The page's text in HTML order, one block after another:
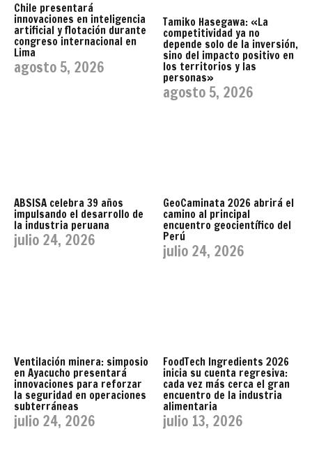
Chile presentará
innovaciones en inteligencia
artificial y flotación durante
congreso internacional en
Lima
agosto 5, 2026
Tamiko Hasegawa: «La
competitividad ya no
depende solo de la inversión,
sino del impacto positivo en
los territorios y las
personas»
agosto 5, 2026
ABSISA celebra 39 años
impulsando el desarrollo de
la industria peruana
julio 24, 2026
GeoCaminata 2026 abrirá el
camino al principal
encuentro geocientífico del
Perú
julio 24, 2026
Ventilación minera: simposio
en Ayacucho presentará
innovaciones para reforzar
la seguridad en operaciones
subterráneas
julio 24, 2026
FoodTech Ingredients 2026
inicia su cuenta regresiva:
cada vez más cerca el gran
encuentro de la industria
alimentaria
julio 13, 2026